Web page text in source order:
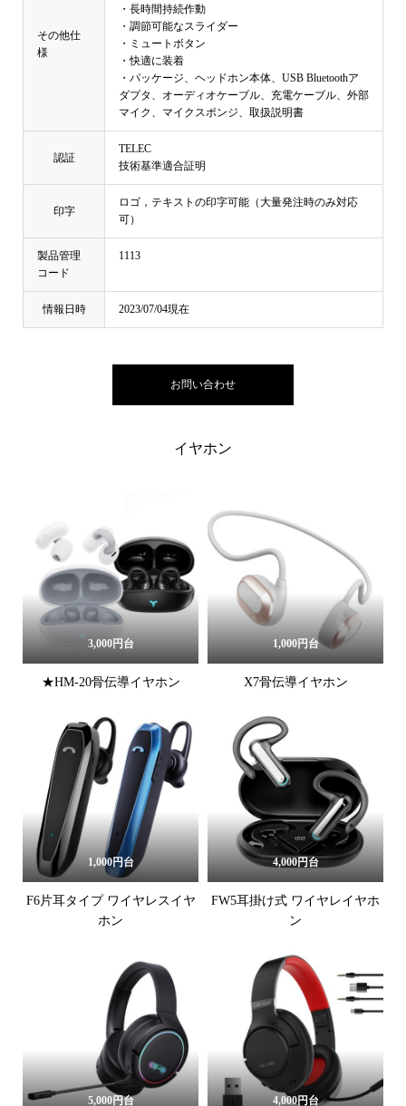
その他仕
様
・長時間持続作動
・調節可能なスライダー
・ミュートボタン
・快適に装着
・パッケージ、ヘッドホン本体、USB Bluetoothア
ダプタ、オーディオケーブル、充電ケーブル、外部
マイク、マイクスポンジ、取扱説明書
認証
TELEC
技術基準適合証明
印字
ロゴ，テキストの印字可能（大量発注時のみ対応
可）
製品管理
コード
1113
情報日時 2023/07/04現在
お問い合わせ
イヤホン
3,000円台
★HM-20骨伝導イヤホン
1,000円台
X7骨伝導イヤホン
1,000円台
F6片耳タイプ ワイヤレスイヤ
ホン
4,000円台
FW5耳掛け式 ワイヤレイヤホ
ン
5,000円台 4,000円台